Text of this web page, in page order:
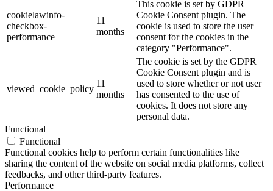
cookielawinfo-
checkbox-
performance
11
months
This cookie is set by GDPR
Cookie Consent plugin. The
cookie is used to store the user
consent for the cookies in the
category "Performance".
viewed_cookie_policy
11
months
The cookie is set by the GDPR
Cookie Consent plugin and is
used to store whether or not user
has consented to the use of
cookies. It does not store any
personal data.
Functional
Functional
Functional cookies help to perform certain functionalities like
sharing the content of the website on social media platforms, collect
feedbacks, and other third-party features.
Performance